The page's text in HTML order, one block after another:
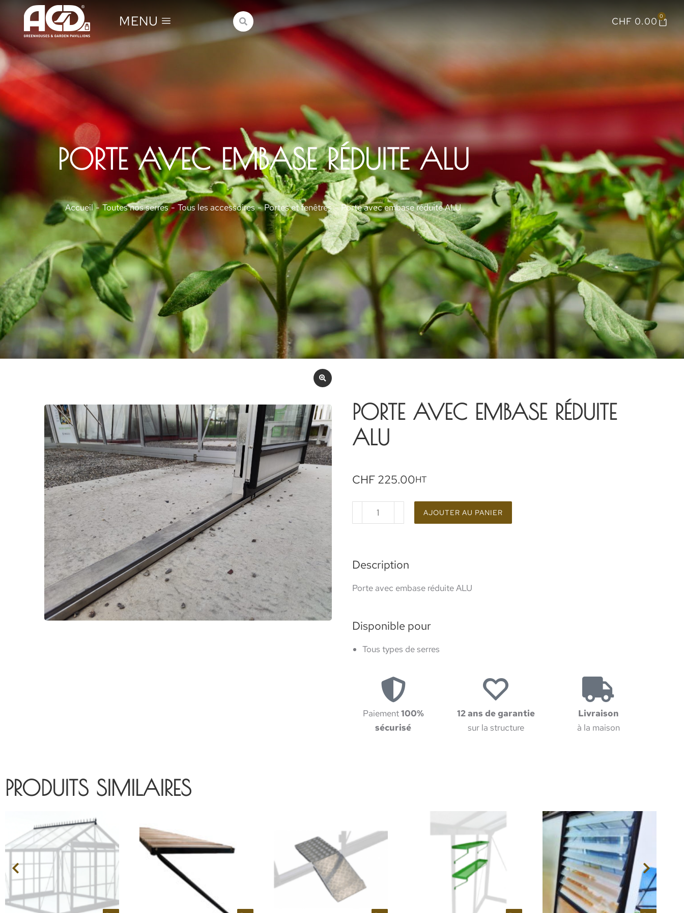
MENU CHF 0.00 0
PORTE AVEC EMBASE RÉDUITE ALU
Vous êtes ici :
Accueil Toutes nos serres Tous les accessoires Portes et fenêtres Porte avec embase réduite ALU
PORTE AVEC EMBASE RÉDUITE
ALU
CHF 225.00HT
AJOUTER AU PANIER
Description
Porte avec embase réduite ALU
Disponible pour
Tous types de serres
Paiement100%
sécurisé
12 ans de garantie
sur la structure
Livraison
à la maison
PRODUITS SIMILAIRES